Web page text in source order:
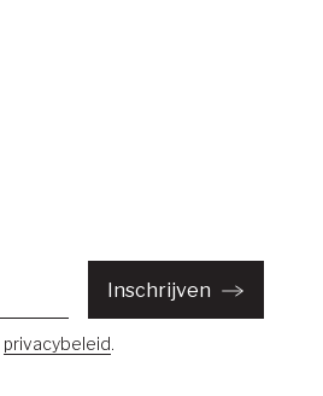
Inschrijven
privacybeleid.